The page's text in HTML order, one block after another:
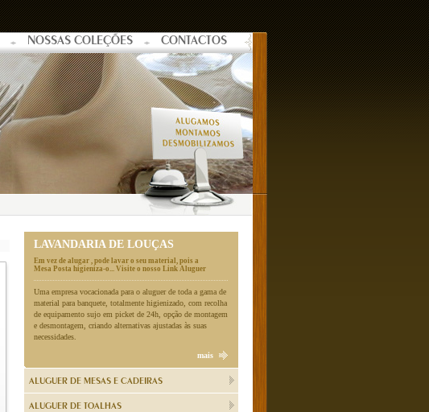
NOSSAS COLEÇÕES CONTACTOS
LAVANDARIA DE LOUÇAS
Em vez de alugar , pode lavar o seu material, pois a
Mesa Posta higieniza-o... Visite o nosso Link Aluguer
Uma empresa vocacionada para o aluguer de toda a gama de
material para banquete, totalmente higienizado, com recolha
de equipamento sujo em picket de 24h, opção de montagem
e desmontagem, criando alternativas ajustadas às suas
necessidades.
mais
ALUGUER DE MESAS E CADEIRAS
ALUGUER DE TOALHAS